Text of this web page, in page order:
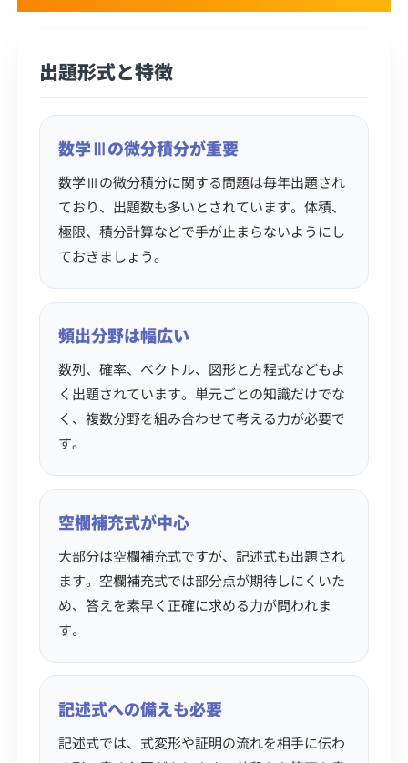
出題形式と特徴
数学Ⅲの微分積分が重要
数学Ⅲの微分積分に関する問題は毎年出題され
ており、出題数も多いとされています。体積、
極限、積分計算などで手が止まらないようにし
ておきましょう。
頻出分野は幅広い
数列、確率、ベクトル、図形と方程式などもよ
く出題されています。単元ごとの知識だけでな
く、複数分野を組み合わせて考える力が必要で
す。
空欄補充式が中心
大部分は空欄補充式ですが、記述式も出題され
ます。空欄補充式では部分点が期待しにくいた
め、答えを素早く正確に求める力が問われま
す。
記述式への備えも必要
記述式では、式変形や証明の流れを相手に伝わ